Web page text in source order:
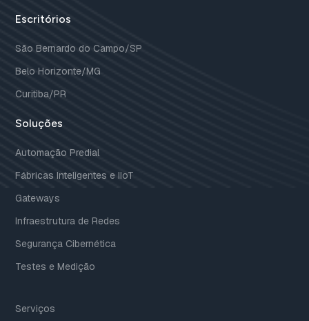
Escritórios
São Bernardo do Campo/SP
Belo Horizonte/MG
Curitiba/PR
Soluções
Automação Predial
Fábricas Inteligentes e IIoT
Gateways
Infraestrutura de Redes
Segurança Cibernética
Testes e Medição
Serviços